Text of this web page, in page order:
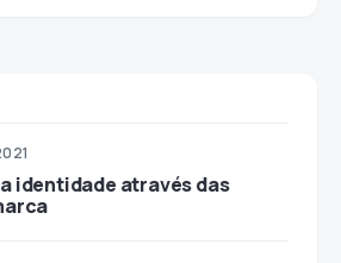
identidade através das